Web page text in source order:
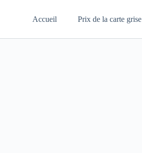
Accueil Prix de la carte grise